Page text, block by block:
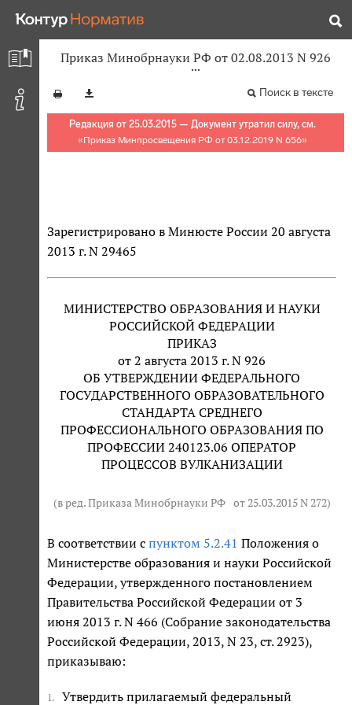
Приказ Минобрнауки РФ от 02.08.2013 N 926
Поиск в тексте
Редакция от 25.03.2015 — Документ утратил силу, см.
«Приказ Минпросвещения РФ от 03.12.2019 N 656»
Зарегистрировано в Минюсте России 20 августа
2013 г. N 29465
МИНИСТЕРСТВО ОБРАЗОВАНИЯ И НАУКИ
РОССИЙСКОЙ ФЕДЕРАЦИИ
ПРИКАЗ
от 2 августа 2013 г. N 926
ОБ УТВЕРЖДЕНИИ ФЕДЕРАЛЬНОГО
ГОСУДАРСТВЕННОГО ОБРАЗОВАТЕЛЬНОГО
СТАНДАРТА СРЕДНЕГО
ПРОФЕССИОНАЛЬНОГО ОБРАЗОВАНИЯ ПО
ПРОФЕССИИ 240123.06 ОПЕРАТОР
ПРОЦЕССОВ ВУЛКАНИЗАЦИИ
(в ред. Приказа Минобрнауки РФ от 25.03.2015 N 272)
В соответствии с пунктом 5.2.41 Положения о
Министерстве образования и науки Российской
Федерации, утвержденного постановлением
Правительства Российской Федерации от 3
июня 2013 г. N 466 (Собрание законодательства
Российской Федерации, 2013, N 23, ст. 2923),
приказываю:
1. Утвердить прилагаемый федеральный